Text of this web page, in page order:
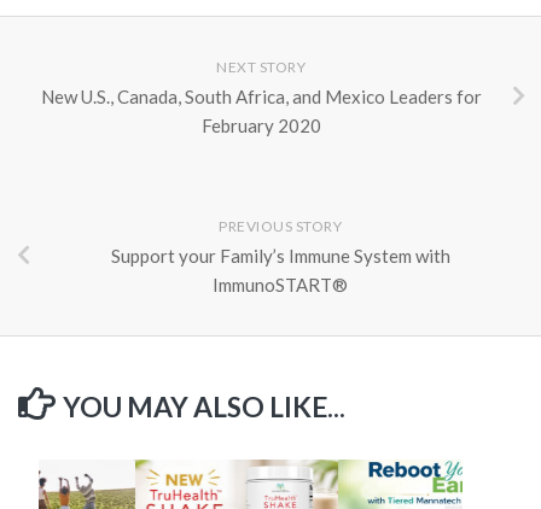
NEXT STORY
New U.S., Canada, South Africa, and Mexico Leaders for
February 2020
PREVIOUS STORY
Support your Family’s Immune System with
ImmunoSTART®
YOU MAY ALSO LIKE...